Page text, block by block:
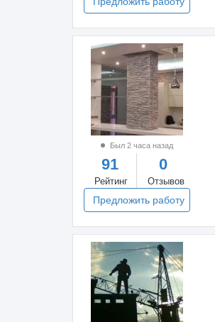
Был 2 часа назад
91
Рейтинг
0
Отзывов
Предложить работу